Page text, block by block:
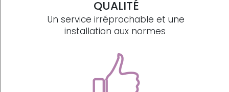
QUALITÉ
Un service irréprochable et une
installation aux normes